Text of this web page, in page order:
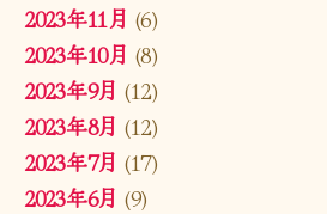
2023年11月 (6)
2023年10月 (8)
2023年9月 (12)
2023年8月 (12)
2023年7月 (17)
2023年6月 (9)